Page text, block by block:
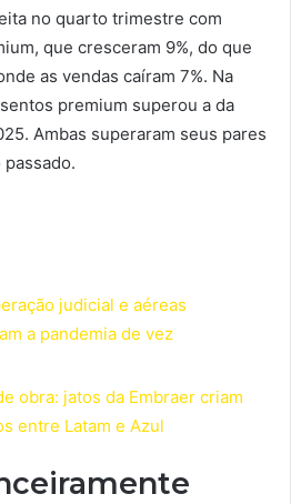
no quarto trimestre com
que cresceram 9%, do que
as vendas caíram 7%. Na
premium superou a da
Ambas superaram seus pares
passado.
judicial e aéreas
a pandemia de vez
obra: jatos da Embraer criam
entre Latam e Azul